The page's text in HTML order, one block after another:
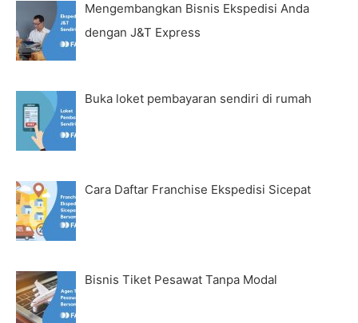
Mengembangkan Bisnis Ekspedisi Anda
dengan J&T Express
Buka loket pembayaran sendiri di rumah
Cara Daftar Franchise Ekspedisi Sicepat
Bisnis Tiket Pesawat Tanpa Modal